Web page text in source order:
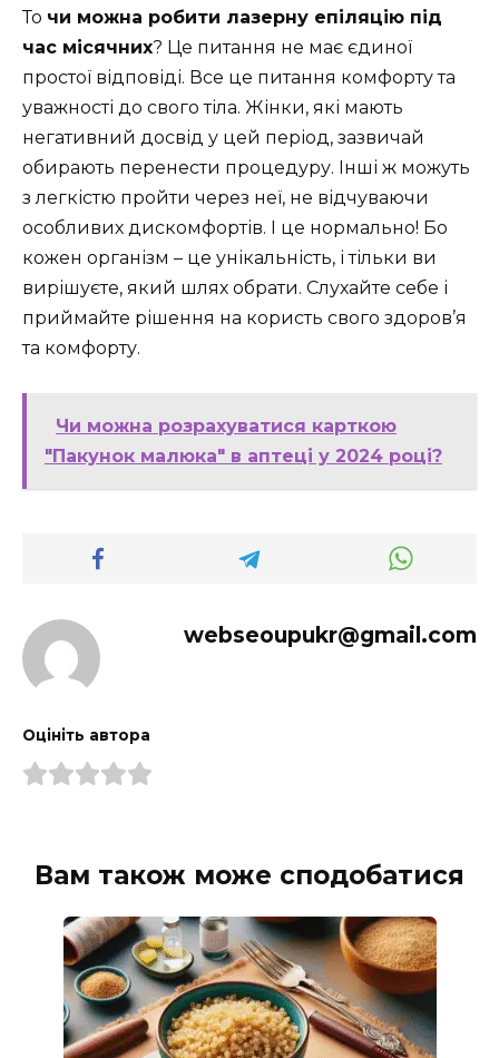
То чи можна робити лазерну епіляцію під
час місячних? Це питання не має єдиної
простої відповіді. Все це питання комфорту та
уважності до свого тіла. Жінки, які мають
негативний досвід у цей період, зазвичай
обирають перенести процедуру. Інші ж можуть
з легкістю пройти через неї, не відчуваючи
особливих дискомфортів. І це нормально! Бо
кожен організм – це унікальність, і тільки ви
вирішуєте, який шлях обрати. Слухайте себе і
приймайте рішення на користь свого здоров’я
та комфорту.
Чи можна розрахуватися карткою
"Пакунок малюка" в аптеці у 2024 році?
webseoupukr@gmail.com
Оцініть автора
Вам також може сподобатися